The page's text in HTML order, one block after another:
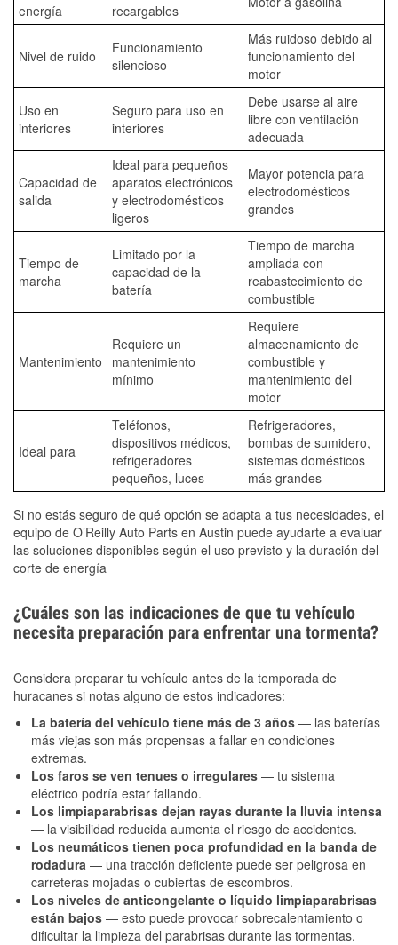
energía
recargables
Nivel de ruido
Funcionamiento
silencioso
Más ruidoso debido al
funcionamiento del
motor
Uso en
interiores
Seguro para uso en
interiores
Debe usarse al aire
libre con ventilación
adecuada
Capacidad de
salida
Ideal para pequeños
aparatos electrónicos
y electrodomésticos
ligeros
Mayor potencia para
electrodomésticos
grandes
Tiempo de
marcha
Limitado por la
capacidad de la
batería
Tiempo de marcha
ampliada con
reabastecimiento de
combustible
Mantenimiento
Requiere un
mantenimiento
mínimo
Requiere
almacenamiento de
combustible y
mantenimiento del
motor
Ideal para
Teléfonos,
dispositivos médicos,
refrigeradores
pequeños, luces
Refrigeradores,
bombas de sumidero,
sistemas domésticos
más grandes
Si no estás seguro de qué opción se adapta a tus necesidades, el
equipo de O’Reilly Auto Parts en Austin puede ayudarte a evaluar
las soluciones disponibles según el uso previsto y la duración del
corte de energía
¿Cuáles son las indicaciones de que tu vehículo
necesita preparación para enfrentar una tormenta?
Considera preparar tu vehículo antes de la temporada de
huracanes si notas alguno de estos indicadores:
La batería del vehículo tiene más de 3 años — las baterías
más viejas son más propensas a fallar en condiciones
extremas.
Los faros se ven tenues o irregulares — tu sistema
eléctrico podría estar fallando.
Los limpiaparabrisas dejan rayas durante la lluvia intensa
— la visibilidad reducida aumenta el riesgo de accidentes.
Los neumáticos tienen poca profundidad en la banda de
rodadura — una tracción deficiente puede ser peligrosa en
carreteras mojadas o cubiertas de escombros.
Los niveles de anticongelante o líquido limpiaparabrisas
están bajos — esto puede provocar sobrecalentamiento o
dificultar la limpieza del parabrisas durante las tormentas.